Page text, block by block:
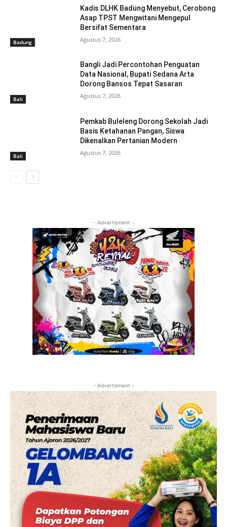
Badung
Kadis DLHK Badung Menyebut, Cerobong
Asap TPST Mengwitani Mengepul
Bersifat Sementara
Agustus 7, 2026
Bali
Bangli Jadi Percontohan Penguatan
Data Nasional, Bupati Sedana Arta
Dorong Bansos Tepat Sasaran
Agustus 7, 2026
Bali
Pemkab Buleleng Dorong Sekolah Jadi
Basis Ketahanan Pangan, Siswa
Dikenalkan Pertanian Modern
Agustus 7, 2026
- Advertisment -
- Advertisment -